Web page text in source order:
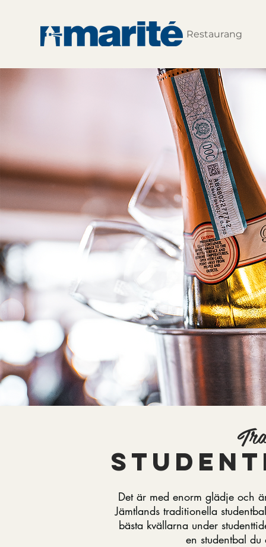
Restaurang
Det är med enorm glädje och
Jämtlands traditionella
bästa kvällarna under
en studentbal